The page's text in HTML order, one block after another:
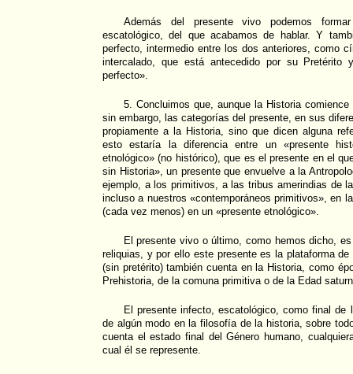
Además del presente vivo podemos
escatológico, del que acabamos de hablar. Y
perfecto, intermedio entre los dos anteriores, como
intercalado, que está antecedido por su Pretérito
perfecto».
5. Concluimos que, aunque la Historia
sin embargo, las categorías del presente, en sus
propiamente a la Historia, sino que dicen alguna
esto estaría la diferencia entre un «presente
etnológico» (no histórico), que es el presente en el
sin Historia», un presente que envuelve a la
ejemplo, a los primitivos, a las tribus amerindias de
incluso a nuestros «contemporáneos primitivos», en
(cada vez menos) en un «presente etnológico».
El presente vivo o último, como hemos dicho,
reliquias, y por ello este presente es la plataforma
(sin pretérito) también cuenta en la Historia, como
Prehistoria, de la comuna primitiva o de la Edad
El presente infecto, escatológico, como final de
de algún modo en la filosofía de la historia, sobre
cuenta el estado final del Género humano,
cual él se represente.